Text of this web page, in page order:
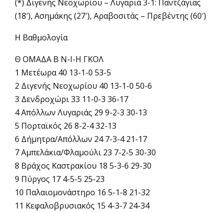
(*) Διγενής Νεοχωρίου – Λυγαριά 3-1: Παντζάγιας
(18′), Ασημάκης (27′), Αραβοσιτάς – Πρεβέντης (60′)
Η Βαθμολογία
Θ ΟΜΑΔΑ Β Ν-Ι-Η ΓΚΟΛ
1 Μετέωρα 40 13-1-0 53-5
2 Διγενής Νεοχωρίου 40 13-1-0 50-6
3 Δενδροχώρι 33 11-0-3 36-17
4 Απόλλων Λυγαριάς 29 9-2-3 30-13
5 Πορταϊκός 26 8-2-4 32-13
6 Δήμητρα/Απόλλων 24 7-3-4 21-17
7 Αμπελάκια/Φλαμούλι 23 7-2-5 30-30
8 Βράχος Καστρακίου 18 5-3-6 29-30
9 Πύργος 17 4-5-5 25-23
10 Παλαιομονάστηρο 16 5-1-8 21-32
11 Κεφαλοβρυσιακός 15 4-3-7 24-34